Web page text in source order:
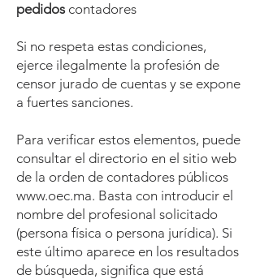
pedidos contadores
Si no respeta estas condiciones,
ejerce ilegalmente la profesión de
censor jurado de cuentas y se expone
a fuertes sanciones.
Para verificar estos elementos, puede
consultar el directorio en el sitio web
de la orden de contadores públicos
www.oec.ma. Basta con introducir el
nombre del profesional solicitado
(persona física o persona jurídica). Si
este último aparece en los resultados
de búsqueda, significa que está